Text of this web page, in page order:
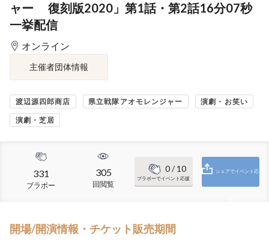
ャー 復刻版2020」第1話・第2話16分07秒
一挙配信
オンライン
主催者団体情報
渡辺源四郎商店 県立戦隊アオモレンジャー 演劇・お笑い
演劇・芝居
331
ブラボー
305
回閲覧
0/ 10
ブラボーでイベント応援
シェアでイベント応
開場/開演情報・チケット販売期間